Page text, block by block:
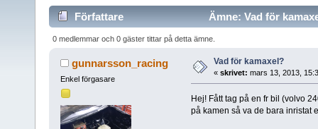
Författare Ämne: Vad för
0 medlemmar och 0 gäster tittar på detta ämne.
gunnarsson_racing
Enkel förgasare
Vad för kamaxel?
« skrivet: mars 13, 2013,
Hej! Fått tag på en fr bil (volvo
på kamen så va de bara inristat